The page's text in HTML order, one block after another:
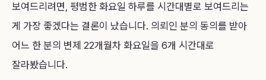
보여드리려면, 평범한 화요일 하루를 시간대별로 보여드리는
게 가장 좋겠다는 결론이 났습니다. 의뢰인 분의 동의를 받아
어느 한 분의 변제 22개월차 화요일을 6개 시간대로
잘라봤습니다.